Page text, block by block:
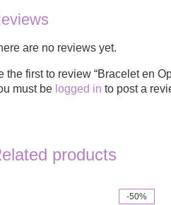
are no reviews yet.
the first to review “Bracelet en
must be logged in to post a
products
-50%